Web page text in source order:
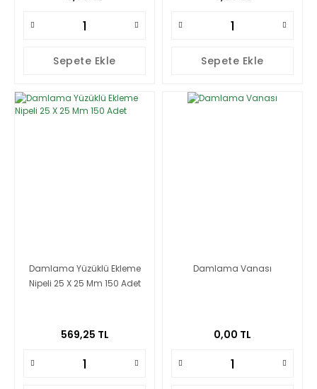
Sepete Ekle Sepete Ekle
Damlama Yüzüklü Ekleme
Nipeli 25 X 25 Mm 150 Adet
569,25 TL
Damlama Vanası
0,00 TL